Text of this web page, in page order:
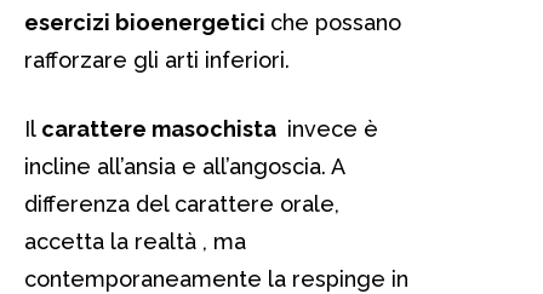
esercizi bioenergetici che possano
rafforzare gli arti inferiori.
Il carattere masochista invece è
incline all’ansia e all’angoscia. A
differenza del carattere orale,
accetta la realtà , ma
contemporaneamente la respinge in